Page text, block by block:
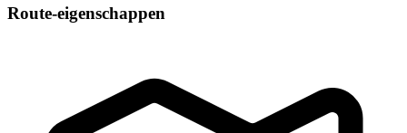
Route-eigenschappen